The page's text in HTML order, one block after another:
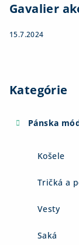
Gavalier
15.7.2024
Kategórie
Pánska
Košele
Tričká a
Vesty
Saká